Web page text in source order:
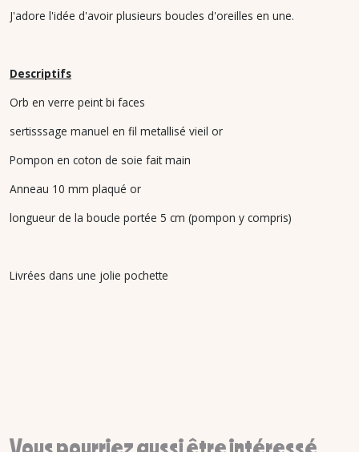
J'adore l'idée d'avoir plusieurs boucles d'oreilles en une.
Descriptifs
Orb en verre peint bi faces
sertisssage manuel en fil metallisé vieil or
Pompon en coton de soie fait main
Anneau 10 mm plaqué or
longueur de la boucle portée 5 cm (pompon y compris)
Livrées dans une jolie pochette